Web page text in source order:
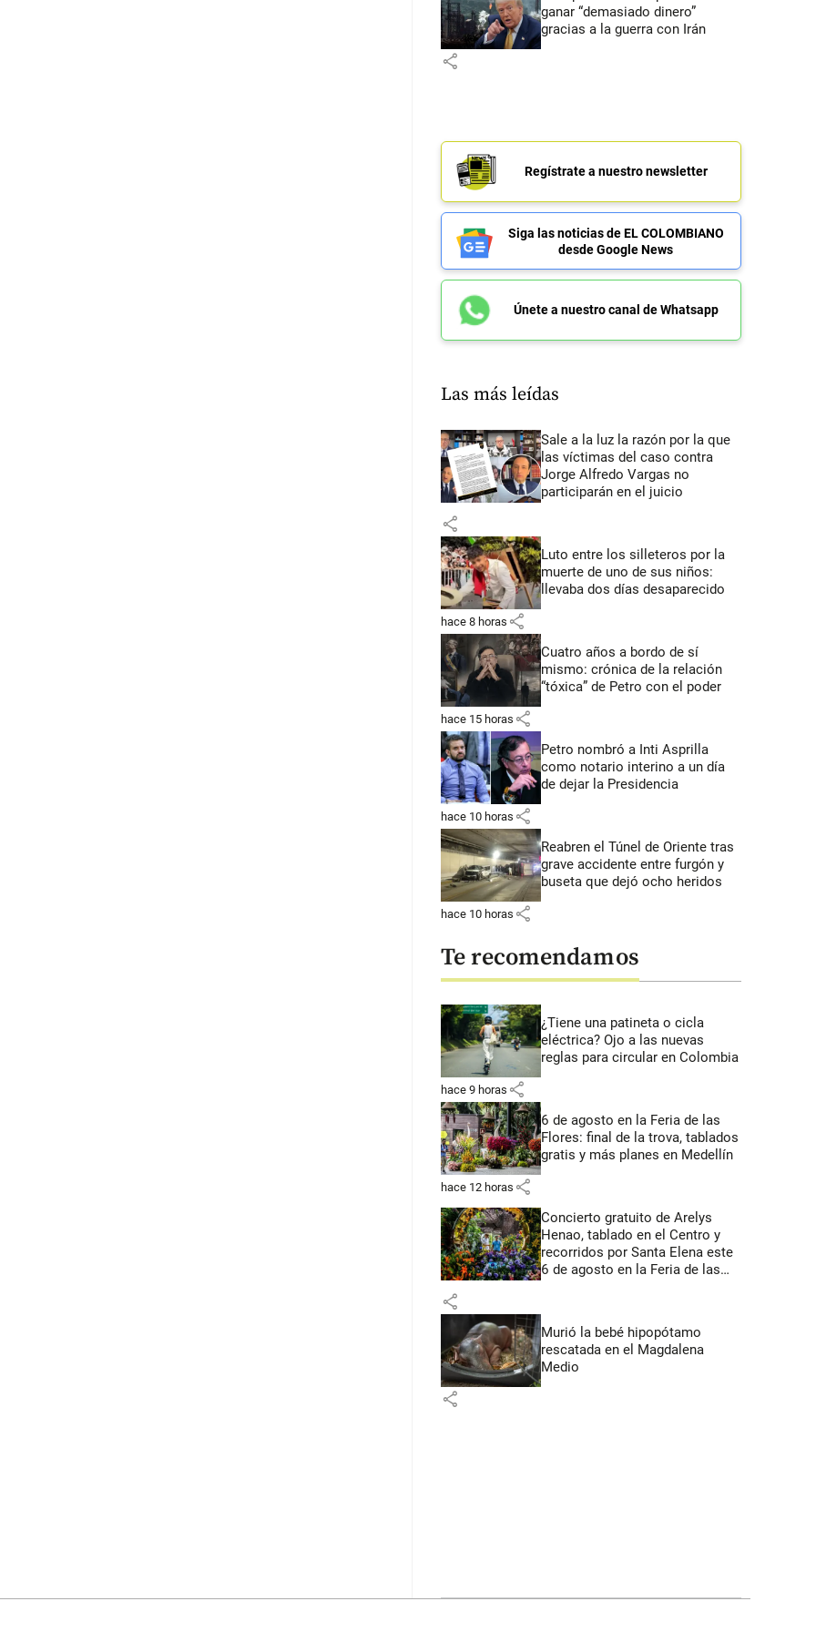
ganar “demasiado dinero”
gracias a la guerra con Irán
share
Regístrate a nuestro newsletter
Siga las noticias de EL COLOMBIANO
desde Google News
Únete a nuestro canal de Whatsapp
Las más leídas
Sale a la luz la razón por la que
las víctimas del caso contra
Jorge Alfredo Vargas no
participarán en el juicio
share
Luto entre los silleteros por la
muerte de uno de sus niños:
llevaba dos días desaparecido
hace 8 horas share
Cuatro años a bordo de sí
mismo: crónica de la relación
“tóxica” de Petro con el poder
hace 15 horas share
Petro nombró a Inti Asprilla
como notario interino a un día
de dejar la Presidencia
hace 10 horas share
Reabren el Túnel de Oriente tras
grave accidente entre furgón y
buseta que dejó ocho heridos
hace 10 horas share
Te recomendamos
¿Tiene una patineta o cicla
eléctrica? Ojo a las nuevas
reglas para circular en Colombia
hace 9 horas share
6 de agosto en la Feria de las
Flores: final de la trova, tablados
gratis y más planes en Medellín
hace 12 horas share
Concierto gratuito de Arelys
Henao, tablado en el Centro y
recorridos por Santa Elena este
6 de agosto en la Feria de las
share
Murió la bebé hipopótamo
rescatada en el Magdalena
Medio
share